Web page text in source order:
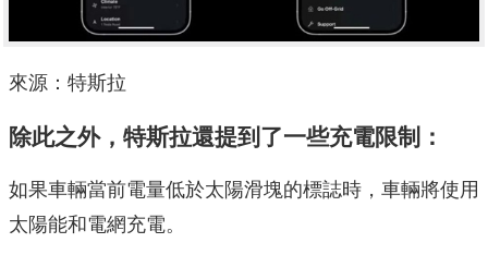
來源：特斯拉
除此之外，特斯拉還提到了一些充電限制：
如果車輛當前電量低於太陽滑塊的標誌時，車輛將使用
太陽能和電網充電。